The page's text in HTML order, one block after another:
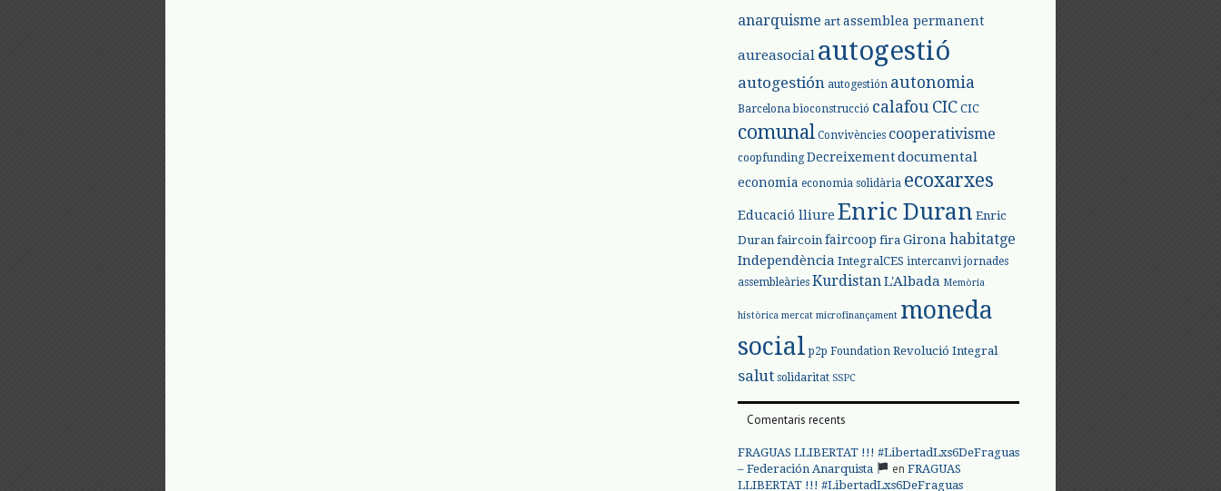
anarquisme art assemblea permanent
aureasocial autogestió
autogestión autogestión autonomia
Barcelona bioconstrucció calafou CIC CIC
comunal Convivències cooperativisme
coopfunding Decreixementdocumental
economia economia solidària ecoxarxes
Educació lliure Enric Duran Enric
Duran faircoin faircoop fira Girona habitatge
Independència IntegralCES intercanvi jornades
assembleàries Kurdistan L'Albada Memòria
històrica mercat microfinançament moneda
social p2p Foundation Revolució Integral
salut solidaritat SSPC
Comentaris recents
FRAGUAS LLIBERTAT !!! #LibertadLxs6DeFraguas
– Federación Anarquista
en FRAGUAS
LLIBERTAT !!! #LibertadLxs6DeFraguas